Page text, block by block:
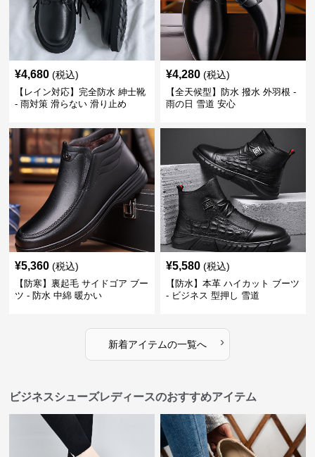
¥4,680 (税込)
【レイン対応】完全防水 紳士靴
- 雨対策 滑らない 滑り止め
¥4,280 (税込)
【全天候型】防水 撥水 外羽根 -
雨の日 雪道 安心
¥5,360 (税込)
【防寒】裏起毛 サイドゴア ブー
ツ - 防水 中綿 暖かい
¥5,580 (税込)
【防水】本革 ハイカット ブーツ
- ビジネス 型押し 雪道
新着アイテムの一覧へ ›
ビジネスシューズレディースのおすすめアイテム